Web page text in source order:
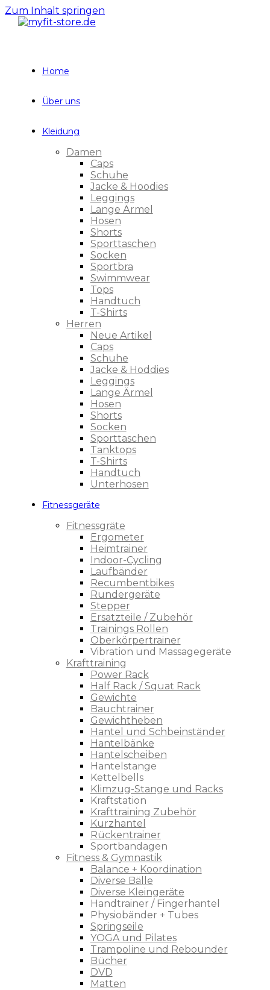
Zum Inhalt springen
Home
Über uns
Kleidung
Damen
Caps
Schuhe
Jacke & Hoodies
Leggings
Lange Ärmel
Hosen
Shorts
Sporttaschen
Socken
Sportbra
Swimmwear
Tops
Handtuch
T-Shirts
Herren
Neue Artikel
Caps
Schuhe
Jacke & Hoddies
Leggings
Lange Ärmel
Hosen
Shorts
Socken
Sporttaschen
Tanktops
T-Shirts
Handtuch
Unterhosen
Fitnessgeräte
Fitnessgräte
Ergometer
Heimtrainer
Indoor-Cycling
Laufbänder
Recumbentbikes
Rundergeräte
Stepper
Ersatzteile / Zubehör
Trainings Rollen
Oberkörpertrainer
Vibration und Massagegeräte
Krafttraining
Power Rack
Half Rack / Squat Rack
Gewichte
Bauchtrainer
Gewichtheben
Hantel und Schbeinständer
Hantelbänke
Hantelscheiben
Hantelstange
Kettelbells
Klimzug-Stange und Racks
Kraftstation
Krafttraining Zubehör
Kurzhantel
Rückentrainer
Sportbandagen
Fitness & Gymnastik
Balance + Koordination
Diverse Bälle
Diverse Kleingeräte
Handtrainer / Fingerhantel
Physiobänder + Tubes
Springseile
YOGA und Pilates
Trampoline und Rebounder
Bücher
DVD
Matten